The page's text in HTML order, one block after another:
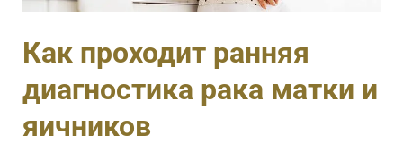
Как проходит ранняя
диагностика рака матки и
яичников